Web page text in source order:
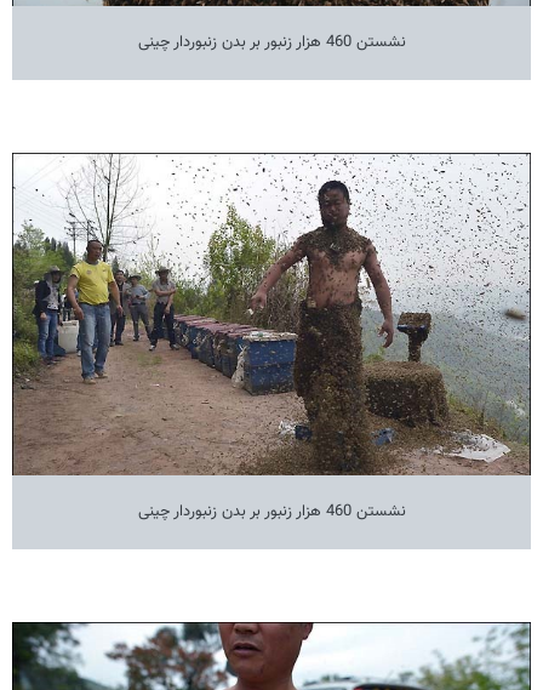
نشستن 460 هزار زنبور بر بدن زنبوردار چینی
نشستن 460 هزار زنبور بر بدن زنبوردار چینی